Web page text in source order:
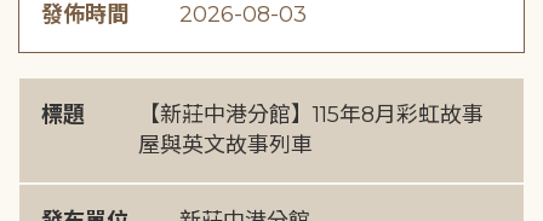
發佈時間 2026-08-03
標題
【新莊中港分館】115年8月彩虹故事
屋與英文故事列車